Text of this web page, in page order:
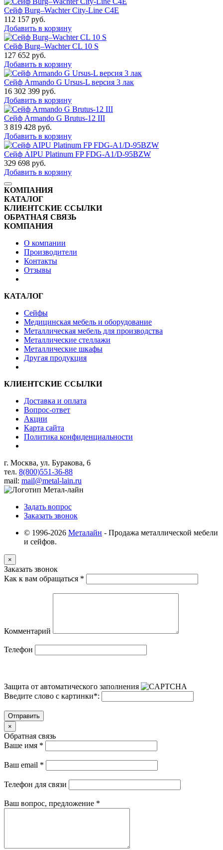
Сейф Burg–Wachter City-Line C4E
112 157 руб.
Добавить в корзину
Сейф Burg–Wachter CL 10 S
127 652 руб.
Добавить в корзину
Сейф Armando G Ursus-L версия 3 лак
16 302 399 руб.
Добавить в корзину
Сейф Armando G Brutus-12 III
3 819 428 руб.
Добавить в корзину
Сейф AIPU Platinum FP FDG-A1/D-95BZW
329 698 руб.
Добавить в корзину
КОМПАНИЯ
КАТАЛОГ
КЛИЕНТСКИЕ ССЫЛКИ
ОБРАТНАЯ СВЯЗЬ
КОМПАНИЯ
О компании
Производители
Контакты
Отзывы
КАТАЛОГ
Сейфы
Медицинская мебель и оборудование
Металлическая мебель для производства
Металлические стеллажи
Металлические шкафы
Другая продукция
КЛИЕНТСКИЕ ССЫЛКИ
Доставка и оплата
Вопрос-ответ
Акции
Карта сайта
Политика конфиденциальности
г. Москва, ул. Буракова, 6
тел. 8(800)551-36-88
mail: mail@metal-lain.ru
Задать вопрос
Заказать звонок
© 1996-2026 Металайн - Продажа металлической мебели
и сейфов.
×
Заказать звонок
Как к вам обращаться *
Комментарий
Телефон
Защита от автоматического заполнения
Введите слово с картинки*:
Отправить
×
Обратная связь
Ваше имя *
Ваш email *
Телефон для связи
Ваш вопрос, предложение *